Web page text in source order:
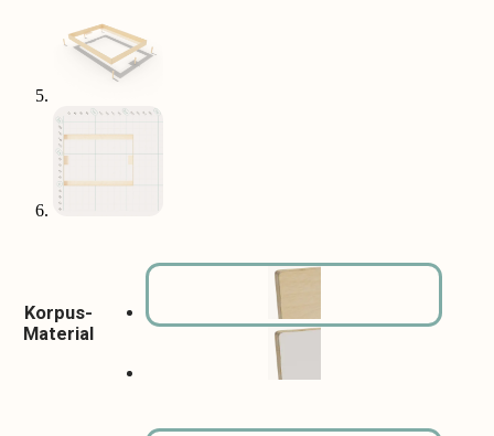
Korpus-
Material